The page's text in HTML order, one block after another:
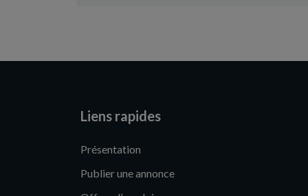
Liens rapides
Présentation
Publier une annonce